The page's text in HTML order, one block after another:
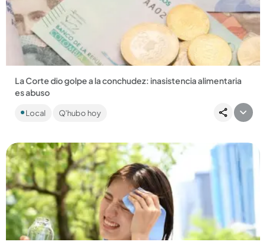
Compartir Noticia
La Corte dio golpe a la conchudez: inasistencia alimentaria
es abuso
irresponsables....
Local Q'hubo hoy
Compartir Noticia